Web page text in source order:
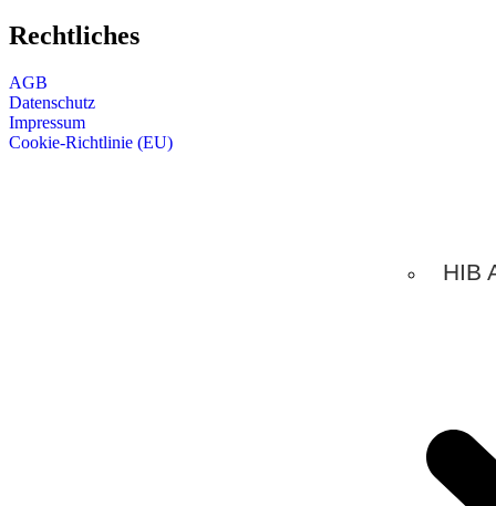
HIB
Rechtliches
AGB
Datenschutz
Impressum
Cookie-Richtlinie (EU)